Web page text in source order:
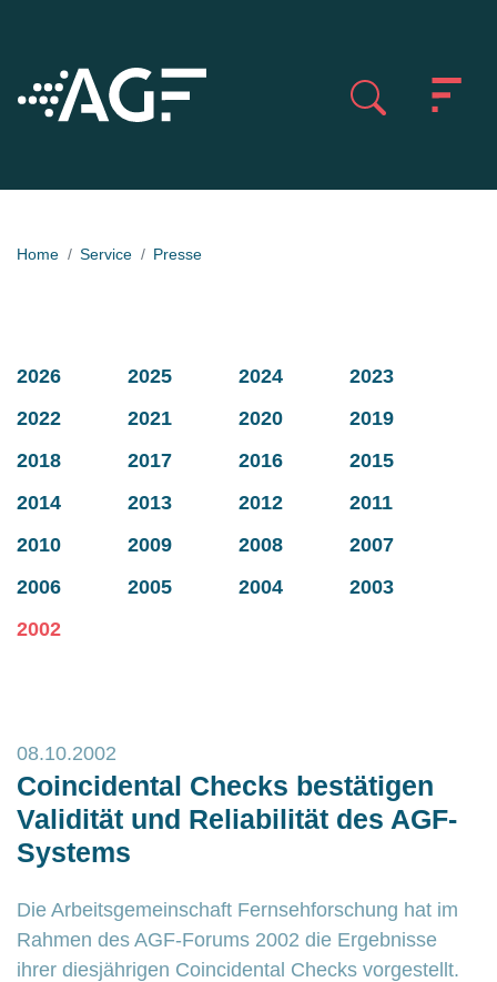
Home Service Presse
2026 2025 2024
2023
2022
2021 2020
2019
2018
2017 2016
2015
2014
2013 2012
2011
2010
2009 2008
2007
2006
2005 2004
2003
2002
08.10.2002
Coincidental Checks bestätigen
Validität und Reliabilität des AGF-
Systems
Die Arbeitsgemeinschaft Fernsehforschung hat im
Rahmen des AGF-Forums 2002 die Ergebnisse
ihrer diesjährigen Coincidental Checks vorgestellt.